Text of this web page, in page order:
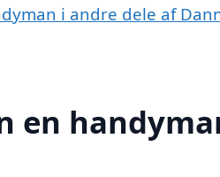
i andre dele af
en